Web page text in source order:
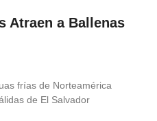
Atraen a Ballenas
frías de Norteamérica
de El Salvador